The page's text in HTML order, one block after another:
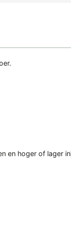
en hoger of lager